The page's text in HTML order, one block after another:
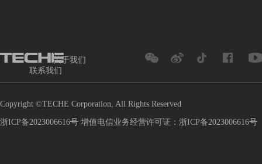
关于我们
联系我们
Copyright ©TECHE Corporation, All Rights Reserved
浙ICP备2023006616号 增值电信业务经营许可证：浙ICP备2023006616号